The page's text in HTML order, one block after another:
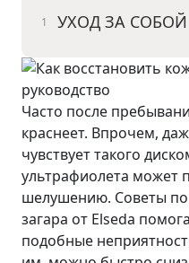
УХОД ЗА СОБОЙ
Часто после
краснеет. Впрочем,
чувствует такого
ультрафиолета может
шелушению. Советы по
загара от Elseda
подобные